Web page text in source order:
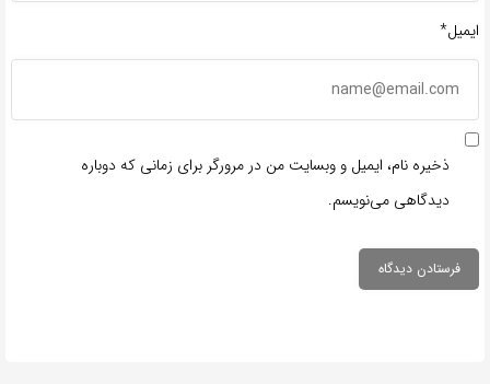
ایمیل*
ذخیره نام، ایمیل و وبسایت من در مرورگر برای زمانی که دوباره
دیدگاهی می‌نویسم.